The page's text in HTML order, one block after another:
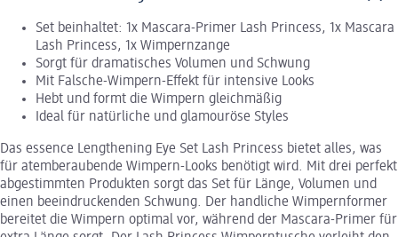
Set beinhaltet: 1x Mascara-Primer Lash Princess, 1x Mascara
Lash Princess, 1x Wimpernzange
Sorgt für dramatisches Volumen und Schwung
Mit Falsche-Wimpern-Effekt für intensive Looks
Hebt und formt die Wimpern gleichmäßig
Ideal für natürliche und glamouröse Styles
Das essence Lengthening Eye Set Lash Princess bietet alles, was
für atemberaubende Wimpern-Looks benötigt wird. Mit drei perfekt
abgestimmten Produkten sorgt das Set für Länge, Volumen und
einen beeindruckenden Schwung. Der handliche Wimpernformer
bereitet die Wimpern optimal vor, während der Mascara-Primer für